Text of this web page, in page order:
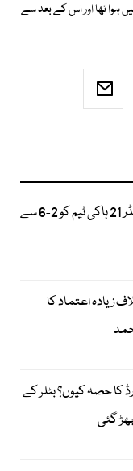
ہوا تھا اور اس کے بعد سے
جنوبی کوریا نے پاکستان انڈر 21 ہاکی ٹیم کو 2-6 سے
زیادہ اعتماد کا
کا حصہ کیوں؟ بٹلر کے
گئی